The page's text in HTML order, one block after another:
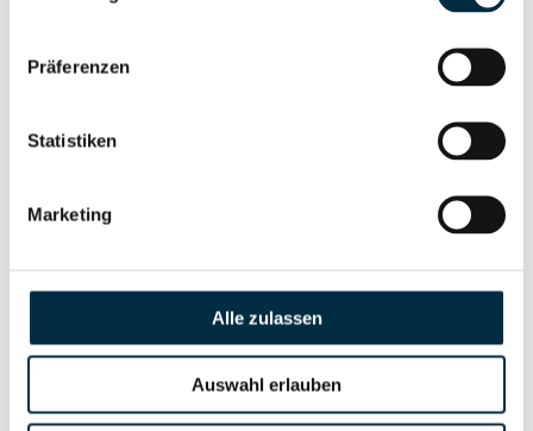
Präferenzen
Statistiken
Marketing
Alle zulassen
Auswahl erlauben
Gesellschafterstruktur
Unternehmensprofil
anfragen
Wirtschaftlich
Vollständiges
Unternehmensprofil